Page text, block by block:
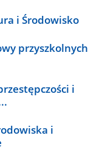
i Środowisko
przyszkolnych
i
i